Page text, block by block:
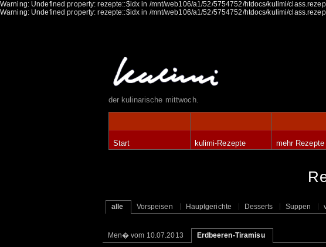
Warning: Undefined property: rezepte::$idx in /mnt/web106/a1/52/5754752/htdocs/kulimi/
Warning: Undefined property: rezepte::$idx in /mnt/web106/a1/52/5754752/htdocs/kulimi/
der kulinarische mittwoch.
Start kulimi-Rezepte mehr Rezepte
alle
Vorspeisen Hauptgerichte Desserts Suppen
Men� vom 10.07.2013 Erdbeeren-Tiramisu